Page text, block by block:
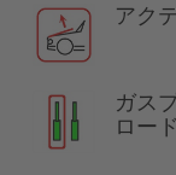
アク
ガス
ロー